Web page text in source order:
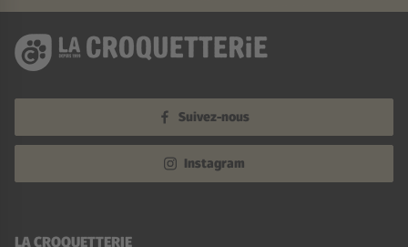
Suivez-nous
Instagram
LA CROQUETTERIE